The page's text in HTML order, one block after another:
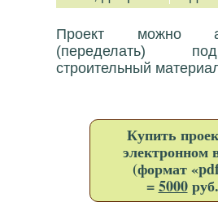
Проект можно
(переделать)
строительный
Купить
электронном
(формат
=5000руб.